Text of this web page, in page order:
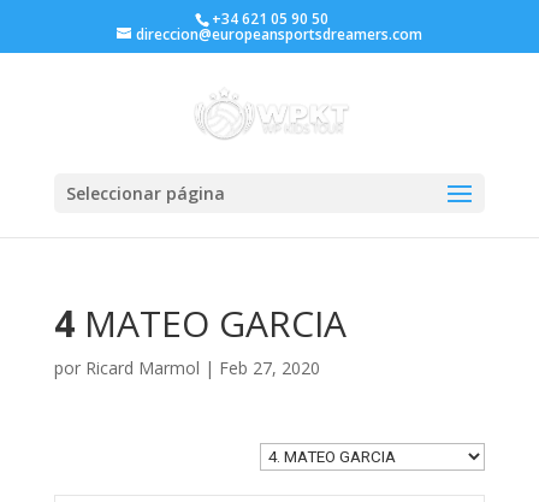
+34 621 05 90 50
direccion@europeansportsdreamers.com
Seleccionar página
4MATEO GARCIA
por Ricard Marmol | Feb 27, 2020